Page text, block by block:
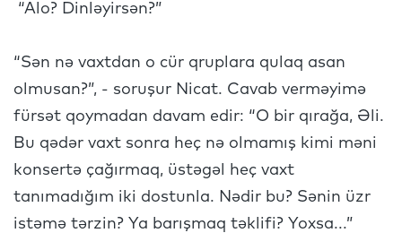
“Alo? Dinləyirsən?”
“Sən nə vaxtdan o cür qruplara qulaq asan
olmusan?”, - soruşur Nicat. Cavab verməyimə
fürsət qoymadan davam edir: “O bir qırağa, Əli.
Bu qədər vaxt sonra heç nə olmamış kimi məni
konsertə çağırmaq, üstəgəl heç vaxt
tanımadığım iki dostunla. Nədir bu? Sənin üzr
istəmə tərzin? Ya barışmaq təklifi? Yoxsa...”